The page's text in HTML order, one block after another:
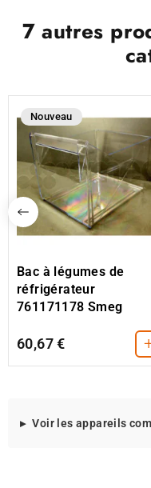
7 autres
Nouveau
Bac à légumes de
réfrigérateur
761171178 Smeg
60,67 €
Modeles
Voir les appareils